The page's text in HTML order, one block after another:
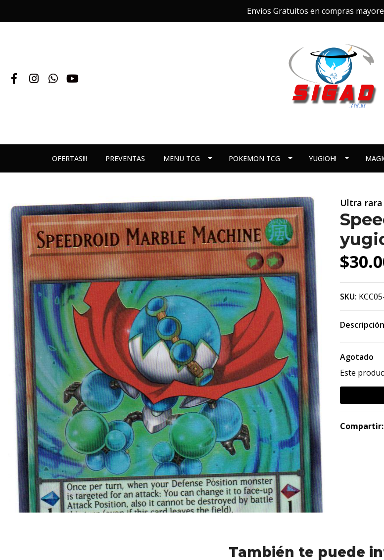
Envíos Gratuitos en compras
OFERTAS!!! PREVENTAS MENU TCG POKEMON TCG YUGIOH!
Ultra rara
SKU:
Descripción
Agotado
Este
Compartir:
También te puede